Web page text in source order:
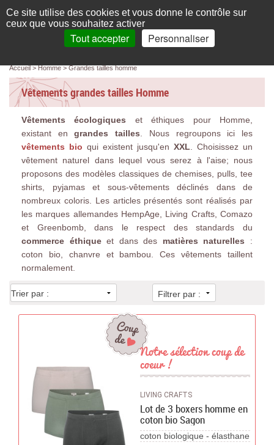
L'élégance au naturel
compte
Français
Recherche
Accueil
Femme
Homme
Bébé & enfant
Chaussettes & collants
Chaussures & Sacs
Accessoires
Linge de maison
Marques
Chèques Cadeaux
Accueil Homme Grandes tailles homme
Vêtements grandes tailles Homme
Vêtements écologiques et éthiques pour Homme,
existant engrandes tailles . Nous regroupons ici les
vêtements bio qui existent jusqu'en XXL . Choisissez un
vêtement naturel dans lequel vous serez à l'aise; nous
proposons des modèles classiques de chemises, pulls, tee
shirts, pyjamas et sous-vêtements déclinés dans de
nombreux coloris. Les articles présentés sont réalisés par
les marques allemandes HempAge, Living Crafts, Comazo
et Greenbomb, dans le respect des standards du
commerce éthiqueet dans des matières naturelles :
coton bio, chanvre et bambou. Ces vêtements taillent
normalement.
Filtrer par :
Notre sélection coup de
coeur !
LIVING CRAFTS
Lot de 3 boxers homme en
coton bio Sagon
coton biologique - élasthane
Panneau de gestion des cookies
Ce site utilise des cookies et vous donne le contrôle sur
ceux que vous souhaitez activer
Tout accepter Personnaliser